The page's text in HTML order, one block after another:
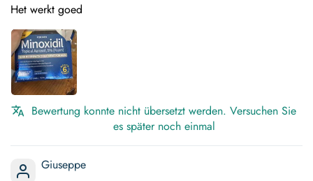
Het werkt goed
Bewertung konnte nicht übersetzt werden. Versuchen Sie
es später noch einmal
Giuseppe